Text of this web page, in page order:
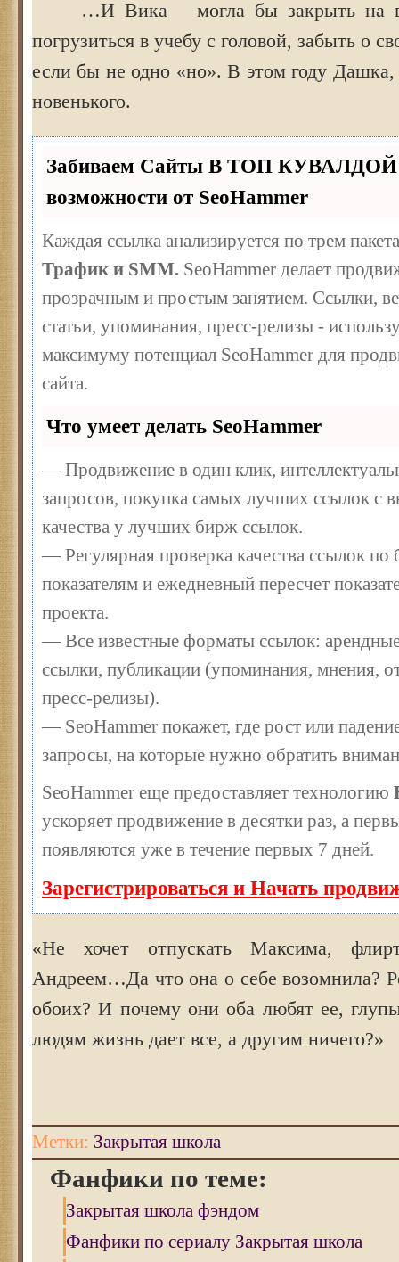
…И Вика могла бы закрыть на
погрузиться в учебу с головой, забыть о
если бы не одно «но». В этом году Дашка,
новенького.
Забиваем Сайты В ТОП КУВАЛДОЙ
возможности от SeoHammer
Каждая ссылка анализируется по трем
Трафик и SMM. SeoHammer делает
прозрачным и простым занятием. Ссылки,
статьи, упоминания, пресс-релизы -
максимуму потенциал SeoHammer для
сайта.
Что умеет делать SeoHammer
— Продвижение в один клик,
запросов, покупка самых лучших ссылок с
качества у лучших бирж ссылок.
— Регулярная проверка качества ссылок по
показателям и ежедневный пересчет
проекта.
— Все известные форматы ссылок:
ссылки, публикации (упоминания, мнения,
пресс-релизы).
— SeoHammer покажет, где рост или
запросы, на которые нужно обратить
SeoHammer еще предоставляет технологию
ускоряет продвижение в десятки раз, а
появляются уже в течение первых 7 дней.
Зарегистрироваться и Начать
«Не хочет отпускать Максима,
Андреем…Да что она о себе возомнила?
обоих? И почему они оба любят ее,
людям жизнь дает все, а другим ничего?»
Метки: Закрытая школа
Фанфики по теме:
Закрытая школа фэндом
Фанфики по сериалу Закрытая школа